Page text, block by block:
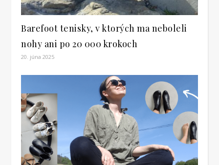
Barefoot tenisky, v ktorých ma neboleli
nohy ani po 20 000 krokoch
20. júna 2025